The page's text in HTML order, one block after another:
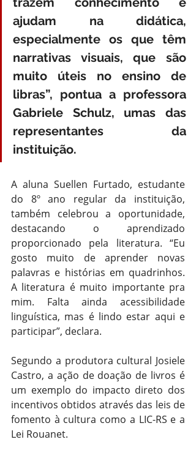
ajudam na didática,
especialmente os que têm
narrativas visuais, que são
muito úteis no ensino de
libras”, pontua a professora
Gabriele Schulz, umas das
representantes da
instituição.
A aluna Suellen Furtado, estudante
do 8º ano regular da instituição,
também celebrou a oportunidade,
destacando o aprendizado
proporcionado pela literatura. “Eu
gosto muito de aprender novas
palavras e histórias em quadrinhos.
A literatura é muito importante pra
mim. Falta ainda acessibilidade
linguística, mas é lindo estar aqui e
participar”, declara.
Segundo a produtora cultural Josiele
Castro, a ação de doação de livros é
um exemplo do impacto direto dos
incentivos obtidos através das leis de
fomento à cultura como a LIC-RS e a
Lei Rouanet.